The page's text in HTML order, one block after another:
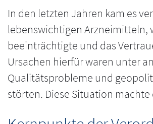
In den letzten Jahren kam es
lebenswichtigen Arzneimitteln,
beeinträchtigte und das
Ursachen hierfür waren unter
Qualitätsprobleme und
störten. Diese Situation